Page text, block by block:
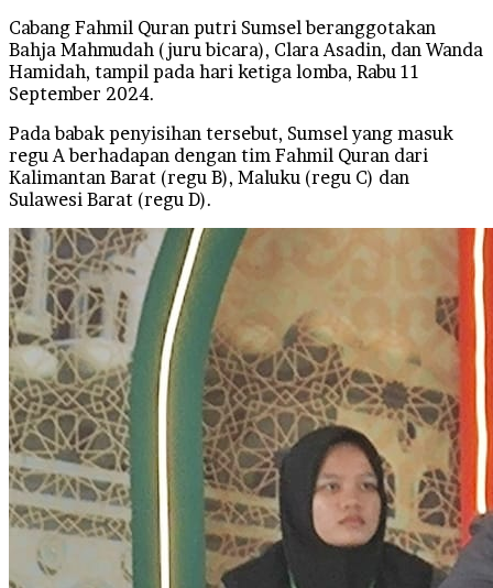
Cabang Fahmil Quran putri Sumsel beranggotakan
Bahja Mahmudah (juru bicara), Clara Asadin, dan Wanda
Hamidah, tampil pada hari ketiga lomba, Rabu 11
September 2024.
Pada babak penyisihan tersebut, Sumsel yang masuk
regu A berhadapan dengan tim Fahmil Quran dari
Kalimantan Barat (regu B), Maluku (regu C) dan
Sulawesi Barat (regu D).